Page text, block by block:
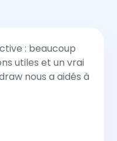
: beaucoup
utiles et un vrai
nous a aidés à